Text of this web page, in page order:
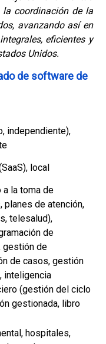
coordinación de la
avanzando así en
eficientes y
Unidos.
de software de
independiente),
local
a la toma de
de atención,
telesalud),
de
gestión de
de casos, gestión
inteligencia
(gestión del ciclo
gestionada, libro
hospitales,